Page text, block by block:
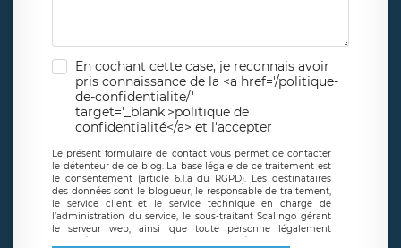
En cochant cette case, je reconnais avoir
pris connaissance de la <a href='/politique-
de-confidentialite/'
target='_blank'>politique de
confidentialité</a> et l'accepter
Le présent formulaire de contact vous permet de contacter
le détenteur de ce blog. La base légale de ce traitement est
le consentement (article 6.1.a du RGPD). Les destinataires
des données sont le blogueur, le responsable de traitement,
le service client et le service technique en charge de
l’administration du service, le sous-traitant Scalingo gérant
le serveur web, ainsi que toute personne légalement
autorisée. Le formulaire de contact à destination du